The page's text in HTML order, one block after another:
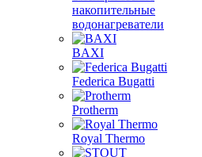
накопительные
водонагреватели
BAXI
Federica Bugatti
Protherm
Royal Thermo